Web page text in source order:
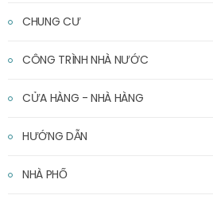
CHUNG CƯ
CÔNG TRÌNH NHÀ NƯỚC
CỬA HÀNG - NHÀ HÀNG
HƯỚNG DẪN
NHÀ PHỐ